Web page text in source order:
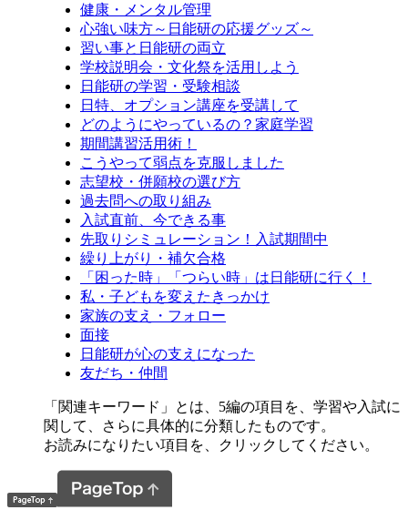
健康・メンタル管理
心強い味方～日能研の応援グッズ～
習い事と日能研の両立
学校説明会・文化祭を活用しよう
日能研の学習・受験相談
日特、オプション講座を受講して
どのようにやっているの？家庭学習
期間講習活用術！
こうやって弱点を克服しました
志望校・併願校の選び方
過去問への取り組み
入試直前、今できる事
先取りシミュレーション！入試期間中
繰り上がり・補欠合格
「困った時」「つらい時」は日能研に行く！
私・子どもを変えたきっかけ
家族の支え・フォロー
面接
日能研が心の支えになった
友だち・仲間
「関連キーワード」とは、5編の項目を、学習や入試に
関して、さらに具体的に分類したものです。
お読みになりたい項目を、クリックしてください。